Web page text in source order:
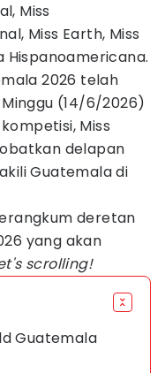
Miss
Miss Earth, Miss
Hispanoamericana.
2026 telah
(14/6/2026)
Miss
delapan
Guatemala di
deretan
yang akan
scrolling!
Guatemala